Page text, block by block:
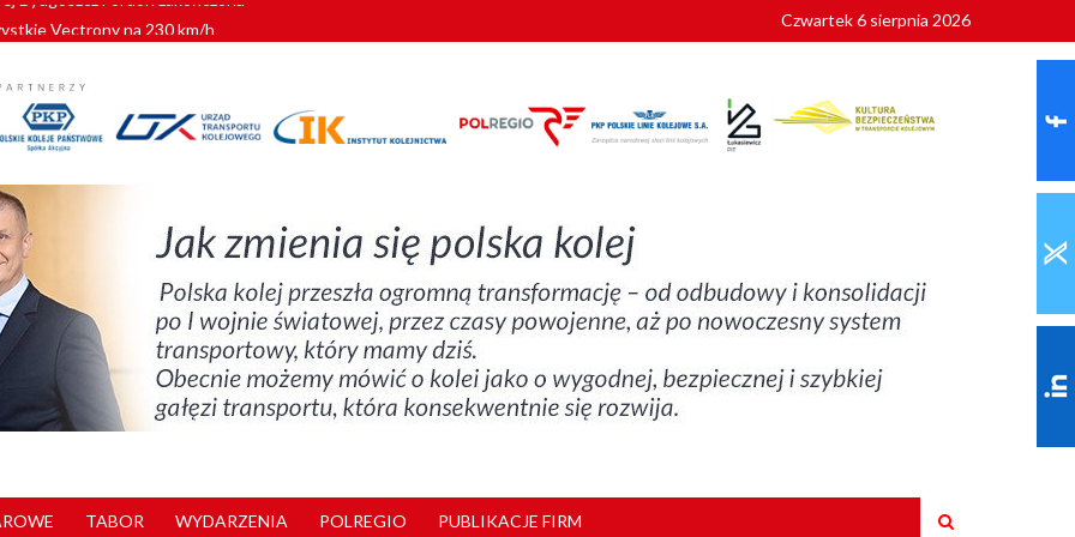
Vectrony na 230 km/h
GySEV gotowe
alkoholu i wjeżdżają na tory
Bydgoszcz Fordon zakończona
Czwartek 6 sierpnia 2026
TABOR WYDARZENIA POLREGIO PUBLIKACJE FIRM